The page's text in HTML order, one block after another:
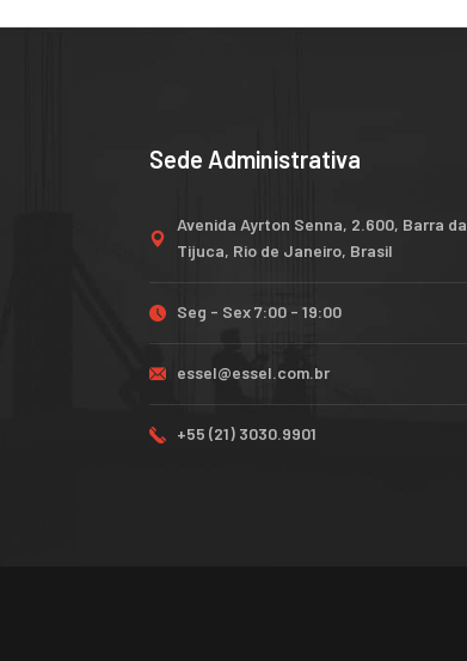
Sede Administrativa
Avenida Ayrton Senna, 2.600, Barra da
Tijuca, Rio de Janeiro, Brasil
Seg - Sex 7:00 - 19:00
essel@essel.com.br
+55 (21) 3030.9901